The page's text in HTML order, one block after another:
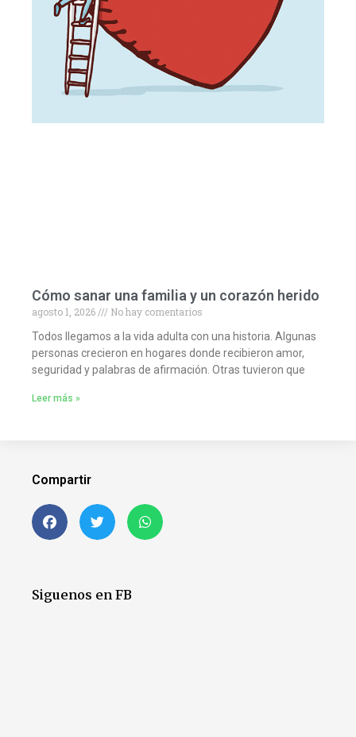
Cómo sanar una familia y un corazón herido
agosto 1, 2026
No hay comentarios
Todos llegamos a la vida adulta con una historia. Algunas
personas crecieron en hogares donde recibieron amor,
seguridad y palabras de afirmación. Otras tuvieron que
Leer más »
Compartir
Siguenos en FB